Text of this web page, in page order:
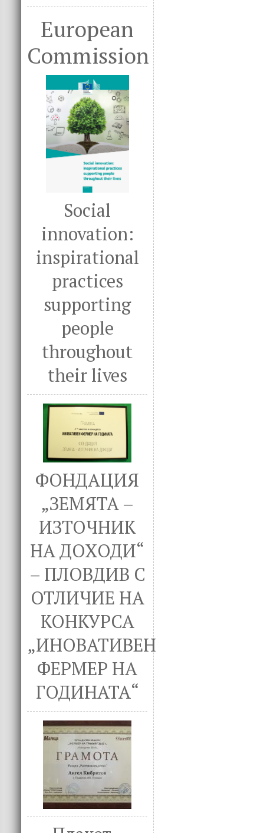
European
Commission
Social
innovation:
inspirational
practices
supporting
people
throughout
their lives
ФОНДАЦИЯ
„ЗЕМЯТА –
ИЗТОЧНИК
НА ДОХОДИ“
– ПЛОВДИВ С
ОТЛИЧИЕ НА
КОНКУРСА
„ИНОВАТИВЕН
ФЕРМЕР НА
ГОДИНАТА“